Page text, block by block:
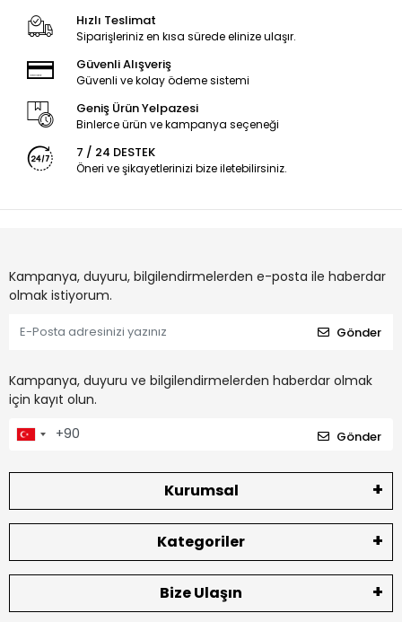
Hızlı Teslimat
Siparişleriniz en kısa sürede elinize ulaşır.
Güvenli Alışveriş
Güvenli ve kolay ödeme sistemi
Geniş Ürün Yelpazesi
Binlerce ürün ve kampanya seçeneği
7 / 24 DESTEK
Öneri ve şikayetlerinizi bize iletebilirsiniz.
Kampanya, duyuru, bilgilendirmelerden e-posta ile haberdar
olmak istiyorum.
Gönder
Kampanya, duyuru ve bilgilendirmelerden haberdar olmak
için kayıt olun.
Gönder
Kurumsal
Kategoriler
Bize Ulaşın